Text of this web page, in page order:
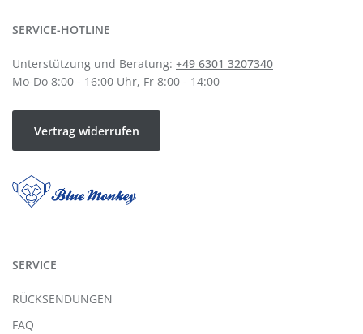
SERVICE-HOTLINE
Unterstützung und Beratung: +49 6301 3207340
Mo-Do 8:00 - 16:00 Uhr, Fr 8:00 - 14:00
Vertrag widerrufen
SERVICE
RÜCKSENDUNGEN
FAQ